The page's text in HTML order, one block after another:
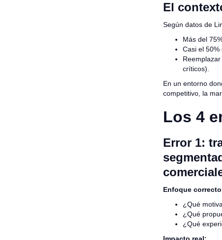
El
Según datos de
Más del
Casi el 50%
críticos).
En un entorno
competitivo, la
Los 4
Error 1:
Enfoque
¿Qué
¿Qué
¿Qué